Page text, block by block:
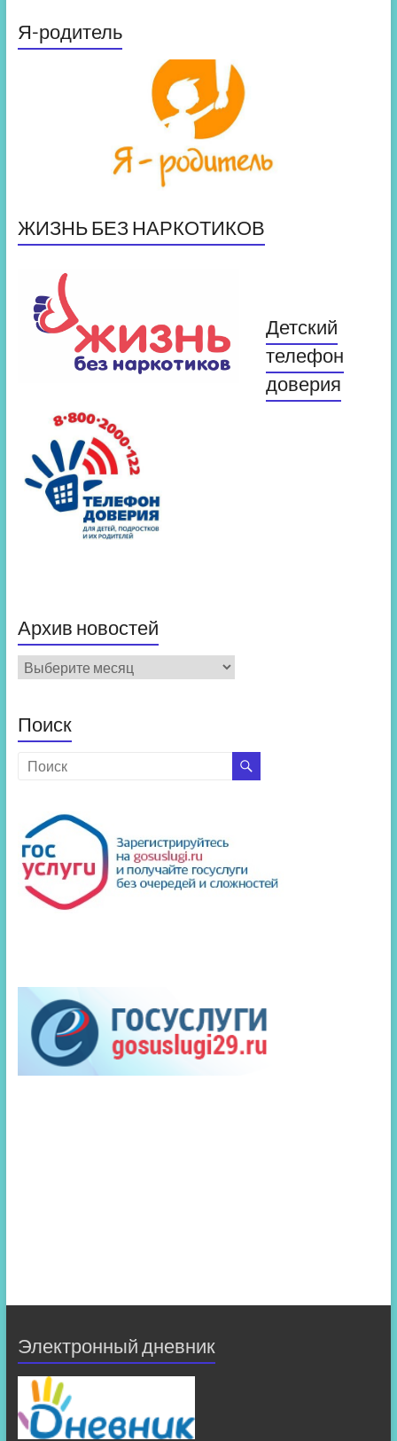
Я-родитель
ЖИЗНЬ БЕЗ НАРКОТИКОВ
Детский
телефон
доверия
Архив новостей
Архив
новостей
Поиск
Электронный дневник